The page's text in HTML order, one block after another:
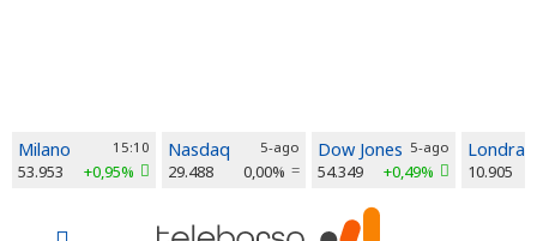
Milano 15:10
53.953 +0,95%
Nasdaq 5-ago
29.488 0,00%
Dow Jones 5-ago
54.349 +0,49%
Londra
10.905